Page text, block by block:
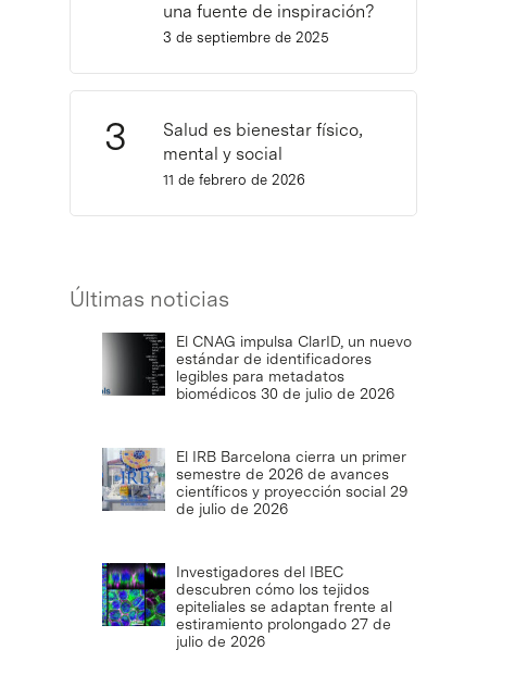
una fuente de inspiración?
3 de septiembre de 2025
Salud es bienestar físico,
mental y social
11 de febrero de 2026
Últimas noticias
El CNAG impulsa ClarID, un nuevo
estándar de identificadores
legibles para metadatos
biomédicos 30 de julio de 2026
El IRB Barcelona cierra un primer
semestre de 2026 de avances
científicos y proyección social 29
de julio de 2026
Investigadores del IBEC
descubren cómo los tejidos
epiteliales se adaptan frente al
estiramiento prolongado 27 de
julio de 2026